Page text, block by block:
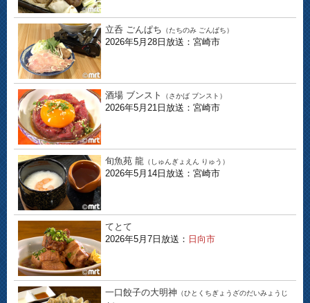
立呑 ごんぱち （たちのみ ごんぱち）
2026年5月28日放送：宮崎市
酒場 ブンスト （さかば ブンスト）
2026年5月21日放送：宮崎市
旬魚苑 龍 （しゅんぎょえん りゅう）
2026年5月14日放送：宮崎市
てとて
2026年5月7日放送： 日向市
一口餃子の大明神 （ひとくちぎょうざのだいみょうじ